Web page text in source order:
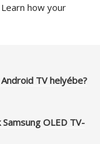
Learn how your
TV helyébe?
OLED TV-